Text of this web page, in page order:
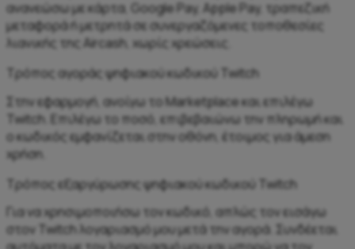
ανανεώσω με κάρτα, Google Pay, Apple Pay, τραπεζική
μεταφορά ή μετρητά σε συνεργαζόμενες τοποθεσίες
λιανικής της Aircash, χωρίς χρεώσεις.
Τρόπος αγοράς ψηφιακού κωδικού Twitch
Στην εφαρμογή, ανοίγω το Marketplace και επιλέγω
Twitch. Επιλέγω το ποσό, επιβεβαιώνω την πληρωμή και
ο κωδικός εμφανίζεται στην οθόνη, έτοιμος για άμεση
χρήση.
Τρόπος εξαργύρωσης ψηφιακού κωδικού Twitch
Για να χρησιμοποιήσω τον κωδικό, απλώς τον εισάγω
στον Twitch λογαριασμό μου μετά την αγορά. Συνδέεται